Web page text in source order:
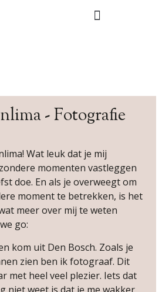
- Fotografie
Wat leuk dat je mij
momenten vastleggen
doe. En als je overweegt om
moment te betrekken, is het
meer over mij te weten
go:
kom uit Den Bosch. Zoals je
zien ben ik fotograaf. Dit
met heel veel plezier. Iets dat